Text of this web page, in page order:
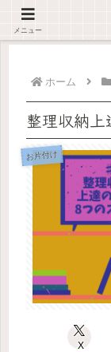
デジタルが苦
ホーム
整理収納上
お片付け
X
メニュー